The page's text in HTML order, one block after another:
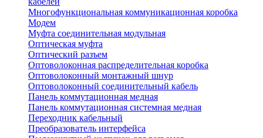
Многофункциональная коммуникационная коробка
Модем
Муфта соединительная модульная
Оптическая муфта
Оптический разъем
Оптоволоконная распределительная коробка
Оптоволоконный монтажный шнур
Оптоволоконный соединительный кабель
Панель коммутационная медная
Панель коммутационная системная медная
Переходник кабельный
Преобразователь интерфейса